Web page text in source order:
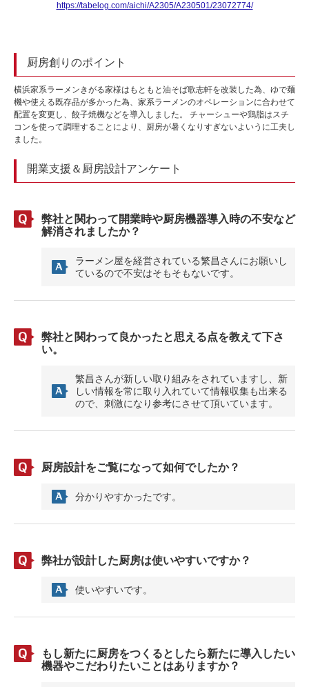
https://tabelog.com/aichi/A2305/A230501/23072774/
厨房創りのポイント
横浜家系ラーメンきがる家様はもともと油そば歌志軒を改装した為、ゆで麺
機や使える既存品が多かった為、家系ラーメンのオペレーションに合わせて
配置を変更し、餃子焼機などを導入しました。 チャーシューや鶏脂はスチ
コンを使って調理することにより、厨房が暑くなりすぎないよいうに工夫し
ました。
開業支援＆厨房設計アンケート
弊社と関わって開業時や厨房機器導入時の不安など
解消されましたか？
ラーメン屋を経営されている繁昌さんにお願いし
ているので不安はそもそもないです。
弊社と関わって良かったと思える点を教えて下さ
い。
繁昌さんが新しい取り組みをされていますし、新
しい情報を常に取り入れていて情報収集も出来る
ので、刺激になり参考にさせて頂いています。
厨房設計をご覧になって如何でしたか？
分かりやすかったです。
弊社が設計した厨房は使いやすいですか？
使いやすいです。
もし新たに厨房をつくるとしたら新たに導入したい
機器やこだわりたいことはありますか？